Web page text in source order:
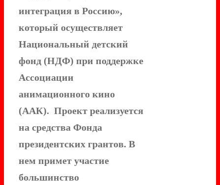
интеграция в Россию»,
который осуществляет
Национальный детский
фонд (НДФ) при поддержке
Ассоциации
анимационного кино
(ААК). Проект реализуется
на средства Фонда
президентских грантов. В
нем примет участие
большинство